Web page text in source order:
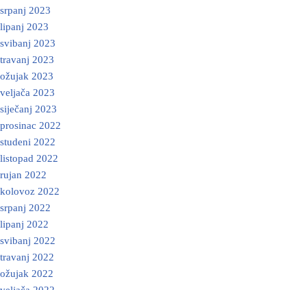
srpanj 2023
lipanj 2023
svibanj 2023
travanj 2023
ožujak 2023
veljača 2023
siječanj 2023
prosinac 2022
studeni 2022
listopad 2022
rujan 2022
kolovoz 2022
srpanj 2022
lipanj 2022
svibanj 2022
travanj 2022
ožujak 2022